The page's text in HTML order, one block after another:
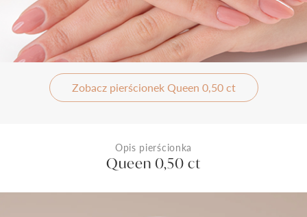
Zobacz pierścionek Queen 0,50 ct
Opis pierścionka
Queen 0,50 ct